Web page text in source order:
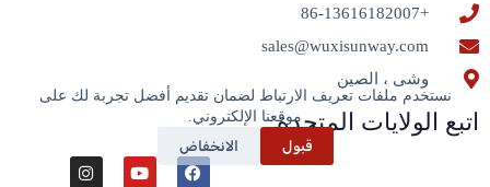
نستخدم ملفات تعريف الارتباط لضمان تقديم أفضل تجربة لك على
موقعنا الإلكتروني.
قبول
الانخفاض
+86-13616182007
sales@wuxisunway.com
وشى ، الصين
اتبع الولايات المتحدة